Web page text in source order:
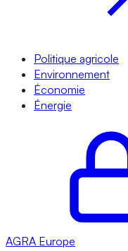
Politique agricole
Environnement
Économie
Énergie
AGRA Europe